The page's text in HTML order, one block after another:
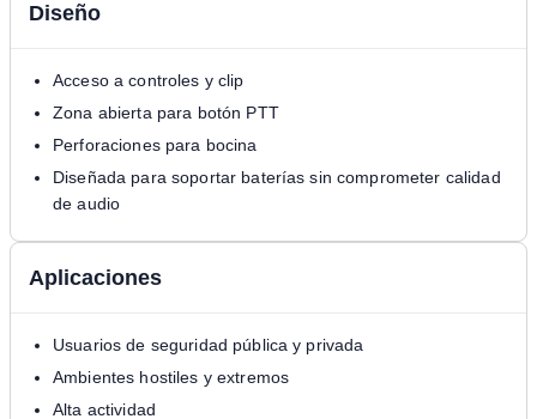
Diseño
Acceso a controles y clip
Zona abierta para botón PTT
Perforaciones para bocina
Diseñada para soportar baterías sin comprometer calidad
de audio
Aplicaciones
Usuarios de seguridad pública y privada
Ambientes hostiles y extremos
Alta actividad